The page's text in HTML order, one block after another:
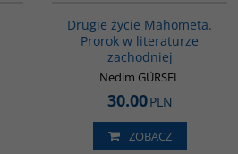
Drugie życie Mahometa.
Prorok w literaturze
zachodniej
Nedim GÜRSEL
30.00PLN
ZOBACZ